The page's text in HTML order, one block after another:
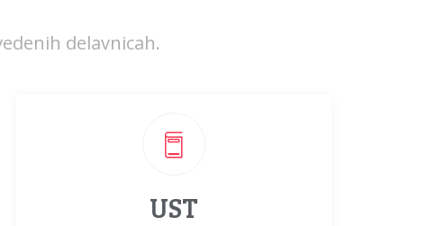
delavnicah.
UST